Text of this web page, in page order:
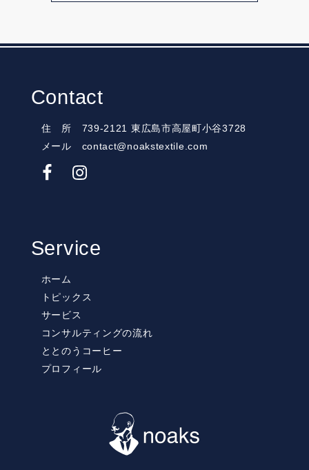
Contact
住 所 739-2121 東広島市高屋町小谷3728
メール contact@noakstextile.com
Service
ホーム
トピックス
サービス
コンサルティングの流れ
ととのうコーヒー
プロフィール